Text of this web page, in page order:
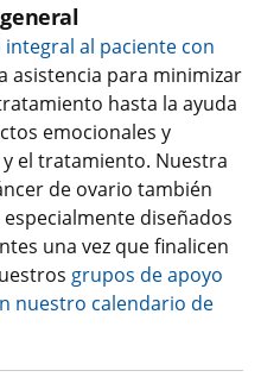
al paciente con
asistencia para minimizar
hasta la ayuda
emocionales y
el tratamiento. Nuestra
de ovario también
diseñados
una vez que finalicen
grupos de apoyo
nuestro calendario de